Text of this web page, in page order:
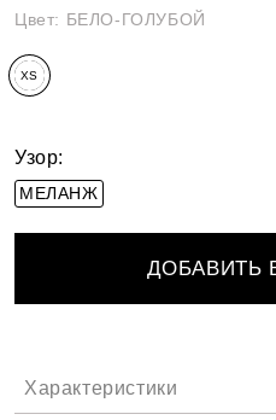
Цвет: БЕЛО-ГОЛУБОЙ
XS
Узор:
МЕЛАНЖ
ДОБАВИТЬ